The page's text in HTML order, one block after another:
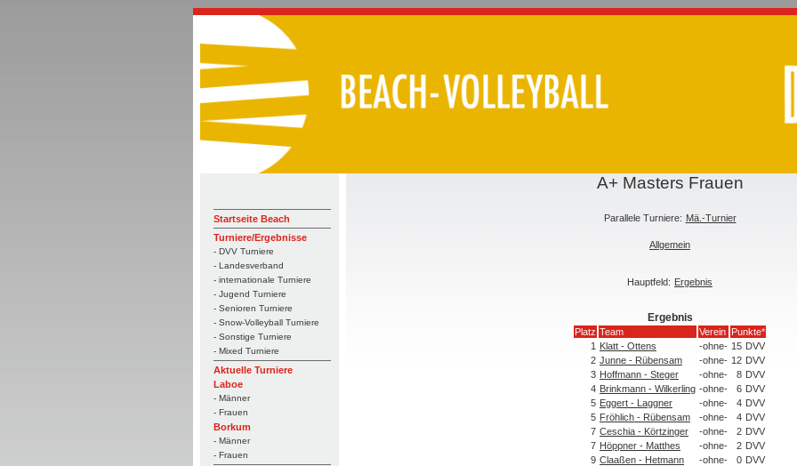
Startseite Beach
Turniere/Ergebnisse
- DVV Turniere
- Landesverband
- internationale Turniere
- Jugend Turniere
- Senioren Turniere
- Snow-Volleyball Turniere
- Sonstige Turniere
- Mixed Turniere
Aktuelle Turniere
Laboe
- Männer
- Frauen
Borkum
- Männer
- Frauen
A+ Masters Frauen
Parallele Turniere: Mä.-Turnier
Allgemein
Hauptfeld: Ergebnis
Ergebnis
Platz Team Verein Punkte*
1 Klatt - Ottens -ohne- 15 DVV
2 Junne - Rübensam -ohne- 12 DVV
3 Hoffmann - Steger -ohne- 8 DVV
4 Brinkmann - Wilkerling -ohne- 6 DVV
5 Eggert - Laggner -ohne- 4 DVV
5 Fröhlich - Rübensam -ohne- 4 DVV
7 Ceschia - Körtzinger -ohne- 2 DVV
7 Höppner - Matthes -ohne- 2 DVV
9 Claaßen - Hetmann -ohne- 0 DVV